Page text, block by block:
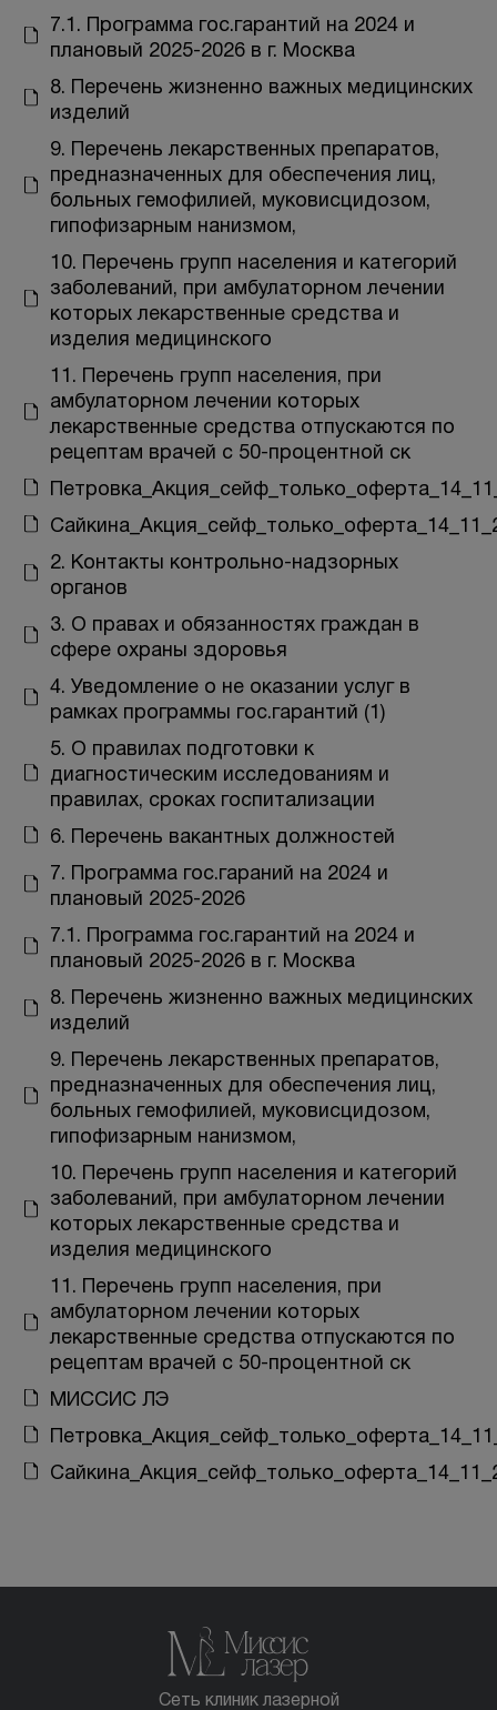
м. Трубная,
ул. Петровка, 26, стр. 3
пн-вс: 10:00-22:00
БЕСПЛАТНАЯ КОНСУЛЬТАЦИЯ
7.1. Программа гос.гарантий на 2024 и
плановый 2025-2026 в г. Москва
8. Перечень жизненно важных медицинских
изделий
9. Перечень лекарственных препаратов,
предназначенных для обеспечения лиц,
больных гемофилией, муковисцидозом,
гипофизарным нанизмом,
10. Перечень групп населения и категорий
заболеваний, при амбулаторном лечении
которых лекарственные средства и
изделия медицинского
11. Перечень групп населения, при
амбулаторном лечении которых
лекарственные средства отпускаются по
рецептам врачей с 50-процентной ск
2. Контакты контрольно-надзорных
органов
3. О правах и обязанностях граждан в
сфере охраны здоровья
4. Уведомление о не оказании услуг в
рамках программы гос.гарантий (1)
5. О правилах подготовки к
диагностическим исследованиям и
правилах, сроках госпитализации
6. Перечень вакантных должностей
7. Программа гос.гараний на 2024 и
плановый 2025-2026
7.1. Программа гос.гарантий на 2024 и
плановый 2025-2026 в г. Москва
8. Перечень жизненно важных медицинских
изделий
9. Перечень лекарственных препаратов,
предназначенных для обеспечения лиц,
больных гемофилией, муковисцидозом,
гипофизарным нанизмом,
10. Перечень групп населения и категорий
заболеваний, при амбулаторном лечении
которых лекарственные средства и
изделия медицинского
11. Перечень групп населения, при
амбулаторном лечении которых
лекарственные средства отпускаются по
рецептам врачей с 50-процентной ск
МИССИС ЛЭ
Сеть клиник лазерной